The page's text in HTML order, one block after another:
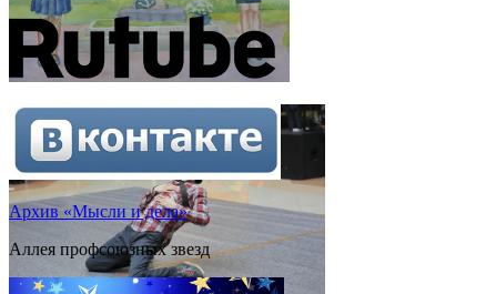
Архив «Мысли и дела»
Аллея профсоюзных звезд